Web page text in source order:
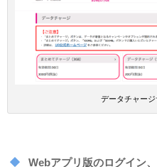
データチャージ
Webアプリ版のログイン